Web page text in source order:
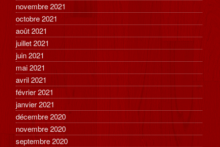
novembre 2021
octobre 2021
août 2021
juillet 2021
juin 2021
mai 2021
avril 2021
février 2021
janvier 2021
décembre 2020
novembre 2020
septembre 2020